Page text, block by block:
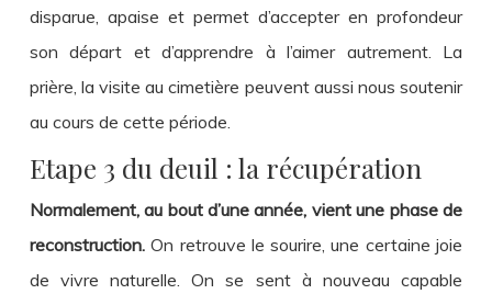
disparue, apaise et permet d’accepter en profondeur
son départ et d’apprendre à l’aimer autrement. La
prière, la visite au cimetière peuvent aussi nous soutenir
au cours de cette période.
Etape 3 du deuil : la récupération
Normalement, au bout d’une année, vient une phase de
reconstruction.On retrouve le sourire, une certaine joie
de vivre naturelle. On se sent à nouveau capable